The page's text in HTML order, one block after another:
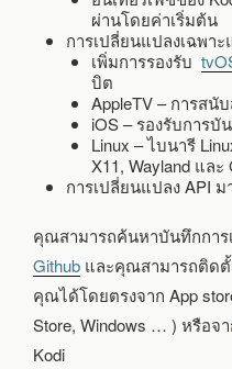
ผ่านโดยค่าเริ่มต้น
การเปลี่ยนแปลงเฉพา
เพิ่มการรองรับ
บิต
AppleTV – การสนั
iOS – รองรับการ
Linux – ไบนารี
X11, Wayland และ
การเปลี่ยนแปลง API ม
คุณสามารถค้นหาบันทึกกา
Github และคุณสามารถติด
คุณได้โดยตรงจาก App
Store, Windows … ) หรือจ
Kodi